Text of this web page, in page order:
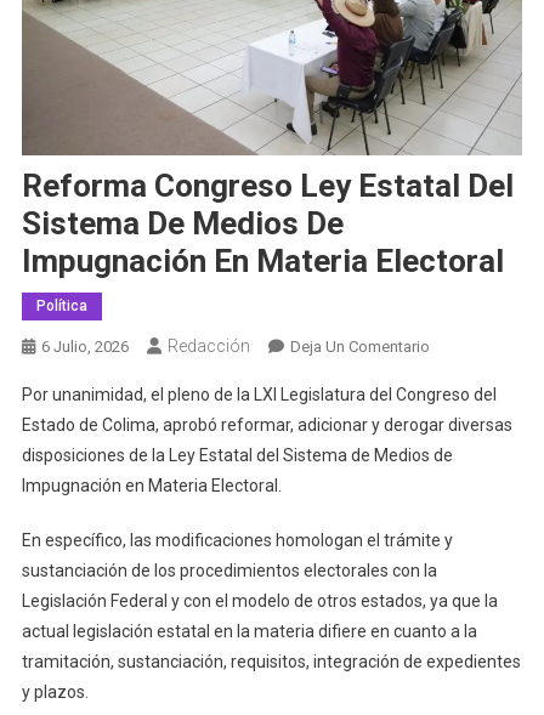
Reforma Congreso Ley Estatal Del
Sistema De Medios De
Impugnación En Materia Electoral
Política
6 Julio, 2026 Redacción Deja Un ComentarioEn
Congreso
Ley
Estatal
De
Medios
De
Impugnación
Por unanimidad, el pleno de la LXI Legislatura del Congreso del
Estado de Colima, aprobó reformar, adicionar y derogar diversas
disposiciones de la Ley Estatal del Sistema de Medios de
Impugnación en Materia Electoral.
En específico, las modificaciones homologan el trámite y
sustanciación de los procedimientos electorales con la
Legislación Federal y con el modelo de otros estados, ya que la
actual legislación estatal en la materia difiere en cuanto a la
tramitación, sustanciación, requisitos, integración de expedientes
y plazos.